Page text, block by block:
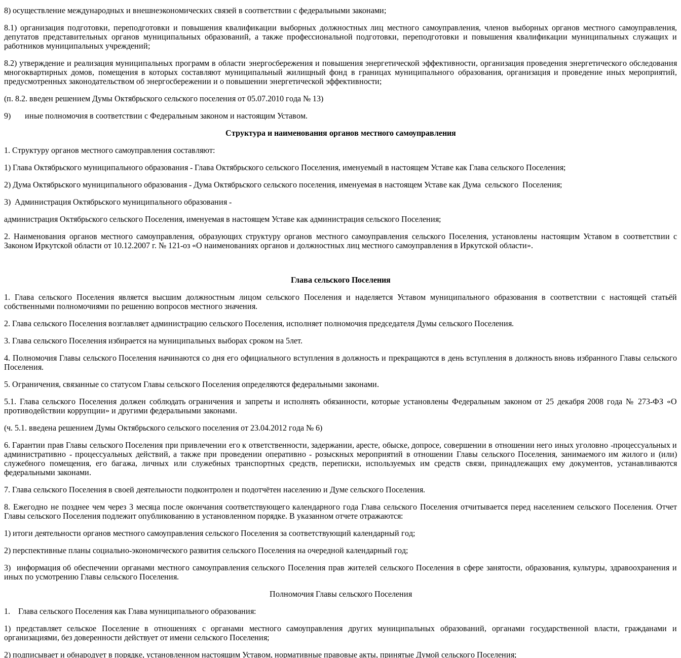
8) осуществление международных и внешнеэкономических связей в соответствии с федеральными законами;
8.1) организация подготовки, переподготовки и повышения квалификации выборных должностных лиц местного самоуправления, членов выборных органов местного самоуправления,
депутатов представительных органов муниципальных образований, а также профессиональной подготовки, переподготовки и повышения квалификации муниципальных служащих и
работников муниципальных учреждений;
8.2) утверждение и реализация муниципальных программ в области энергосбережения и повышения энергетической эффективности, организация проведения энергетического обследования
многоквартирных домов, помещения в которых составляют муниципальный жилищный фонд в границах муниципального образования, организация и проведение иных мероприятий,
предусмотренных законодательством об энергосбережении и о повышении энергетической эффективности;
(п. 8.2. введен решением Думы Октябрьского сельского поселения от 05.07.2010 года № 13)
9) иные полномочия в соответствии с Федеральным законом и настоящим Уставом.
Структура и наименования органов местного самоуправления
1. Структуру органов местного самоуправления составляют:
1) Глава Октябрьского муниципального образования - Глава Октябрьского сельского Поселения, именуемый в настоящем Уставе как Глава сельского Поселения;
2) Дума Октябрьского муниципального образования - Дума Октябрьского сельского поселения, именуемая в настоящем Уставе как Дума сельского Поселения;
3) Администрация Октябрьского муниципального образования -
администрация Октябрьского сельского Поселения, именуемая в настоящем Уставе как администрация сельского Поселения;
2. Наименования органов местного самоуправления, образующих структуру органов местного самоуправления сельского Поселения, установлены настоящим Уставом в соответствии с
Законом Иркутской области от 10.12.2007 г. № 121-оз «О наименованиях органов и должностных лиц местного самоуправления в Иркутской области».
Глава сельского Поселения
1. Глава сельского Поселения является высшим должностным лицом сельского Поселения и наделяется Уставом муниципального образования в соответствии с настоящей статьёй
собственными полномочиями по решению вопросов местного значения.
2. Глава сельского Поселения возглавляет администрацию сельского Поселения, исполняет полномочия председателя Думы сельского Поселения.
3. Глава сельского Поселения избирается на муниципальных выборах сроком на 5лет.
4. Полномочия Главы сельского Поселения начинаются со дня его официального вступления в должность и прекращаются в день вступления в должность вновь избранного Главы сельского
Поселения.
5. Ограничения, связанные со статусом Главы сельского Поселения определяются федеральными законами.
5.1. Глава сельского Поселения должен соблюдать ограничения и запреты и исполнять обязанности, которые установлены Федеральным законом от 25 декабря 2008 года № 273-ФЗ «О
противодействии коррупции» и другими федеральными законами.
(ч. 5.1. введена решением Думы Октябрьского сельского поселения от 23.04.2012 года № 6)
6. Гарантии прав Главы сельского Поселения при привлечении его к ответственности, задержании, аресте, обыске, допросе, совершении в отношении него иных уголовно -процессуальных и
административно - процессуальных действий, а также при проведении оперативно - розыскных мероприятий в отношении Главы сельского Поселения, занимаемого им жилого и (или)
служебного помещения, его багажа, личных или служебных транспортных средств, переписки, используемых им средств связи, принадлежащих ему документов, устанавливаются
федеральными законами.
7. Глава сельского Поселения в своей деятельности подконтролен и подотчётен населению и Думе сельского Поселения.
8. Ежегодно не позднее чем через 3 месяца после окончания соответствующего календарного года Глава сельского Поселения отчитывается перед населением сельского Поселения. Отчет
Главы сельского Поселения подлежит опубликованию в установленном порядке. В указанном отчете отражаются:
1) итоги деятельности органов местного самоуправления сельского Поселения за соответствующий календарный год;
2) перспективные планы социально-экономического развития сельского Поселения на очередной календарный год;
3) информация об обеспечении органами местного самоуправления сельского Поселения прав жителей сельского Поселения в сфере занятости, образования, культуры, здравоохранения и
иных по усмотрению Главы сельского Поселения.
Полномочия Главы сельского Поселения
1. Глава сельского Поселения как Глава муниципального образования:
1) представляет сельское Поселение в отношениях с органами местного самоуправления других муниципальных образований, органами государственной власти, гражданами и
организациями, без доверенности действует от имени сельского Поселения;
2) подписывает и обнародует в порядке, установленном настоящим Уставом, нормативные правовые акты, принятые Думой сельского Поселения;